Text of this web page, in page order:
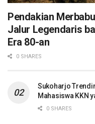
Pendakian
Jalur Legendaris
Era 80-an
0 SHARES
Sukoharjo
Mahasiswa KKN
0 SHARES